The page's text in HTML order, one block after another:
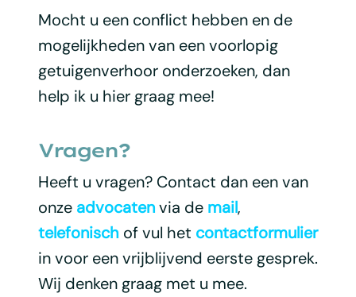
Mocht u een conflict hebben en de
mogelijkheden van een voorlopig
getuigenverhoor onderzoeken, dan
help ik u hier graag mee!
Vragen?
Heeft u vragen? Contact dan een van
onze advocatenvia de mail,
telefonischof vul het contactformulier
in voor een vrijblijvend eerste gesprek.
Wij denken graag met u mee.